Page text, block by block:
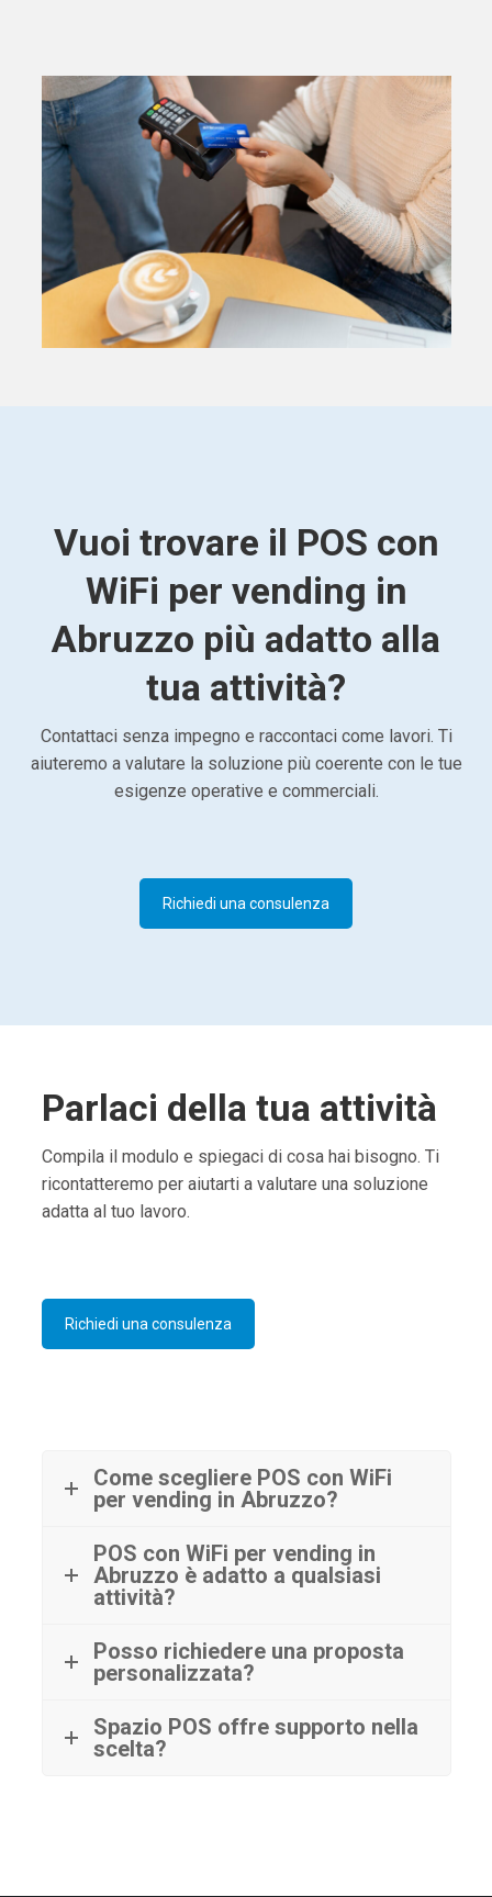
Vuoi trovare il POS con
WiFi per vending in
Abruzzo più adatto alla
tua attività?
Contattaci senza impegno e raccontaci come lavori. Ti
aiuteremo a valutare la soluzione più coerente con le tue
esigenze operative e commerciali.
Richiedi una consulenza
Parlaci della tua attività
Compila il modulo e spiegaci di cosa hai bisogno. Ti
ricontatteremo per aiutarti a valutare una soluzione
adatta al tuo lavoro.
Richiedi una consulenza
Come scegliere POS con WiFi
per vending in Abruzzo?
POS con WiFi per vending in
Abruzzo è adatto a qualsiasi
attività?
Posso richiedere una proposta
personalizzata?
Spazio POS offre supporto nella
scelta?